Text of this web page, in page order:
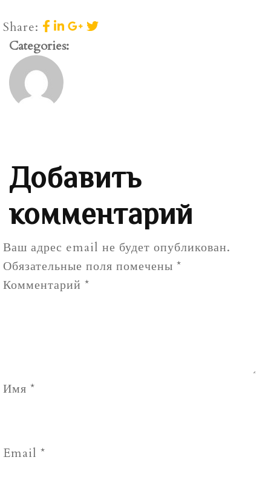
Share:
Categories:
Добавить
комментарий
Ваш адрес email не будет опубликован.
Обязательные поля помечены *
Комментарий *
Имя *
Email *